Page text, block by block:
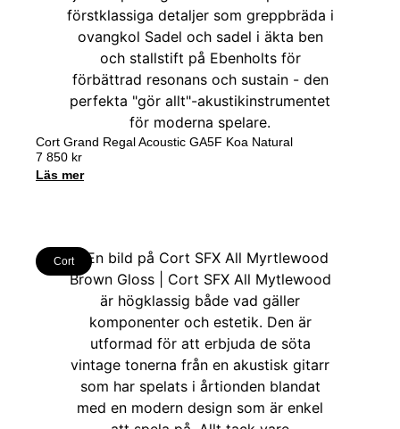
Cort Grand Regal Acoustic GA5F Koa Natural
7 850 kr
Läs mer
Cort